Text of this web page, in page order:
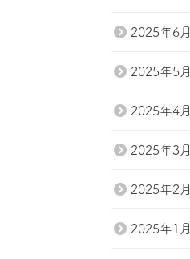
2025年6月
2025年5月
2025年4月
2025年3月
2025年2月
2025年1月